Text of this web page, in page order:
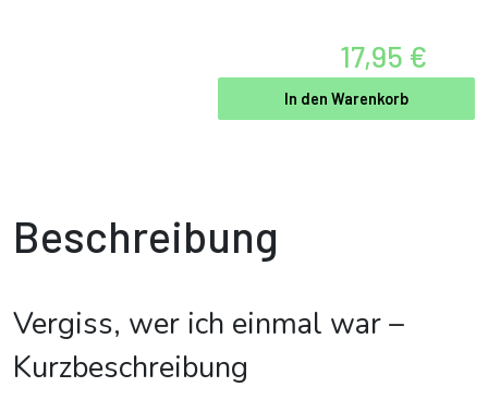
17,95 €
In den Warenkorb
Beschreibung
Vergiss, wer ich einmal war –
Kurzbeschreibung